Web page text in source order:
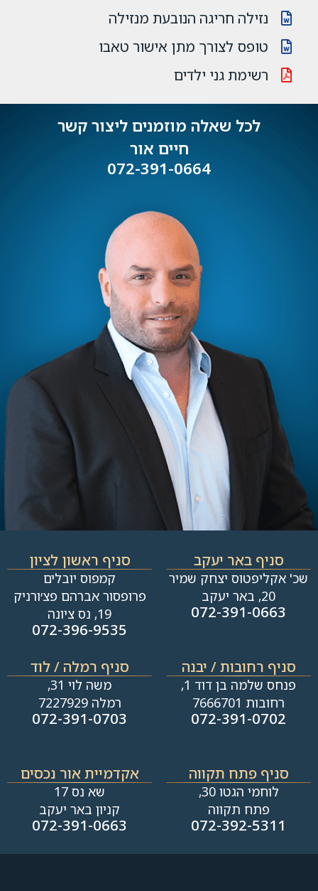
נזילה חריגה הנובעת מנזילה
טופס לצורך מתן אישור טאבו
רשימת גני ילדים
לכל שאלה מוזמנים ליצור קשר
חיים אור
072-391-0664
סניף באר יעקב
שכ' אקליפטוס יצחק שמיר
20, באר יעקב
072-391-0663
סניף ראשון לציון
קמפוס יובלים
פרופסור אברהם פצ׳ורניק
19, נס ציונה
072-396-9535
סניף רחובות / יבנה​
פנחס שלמה בן דוד 1,
רחובות 7666701
072-391-0702
סניף רמלה / לוד
משה לוי 31,
רמלה 7227929
072-391-0703
סניף פתח תקווה
לוחמי הגטו 30,
פתח תקווה
072-392-5311
אקדמיית אור נכסים
שא נס 17
קניון באר יעקב
072-391-0663